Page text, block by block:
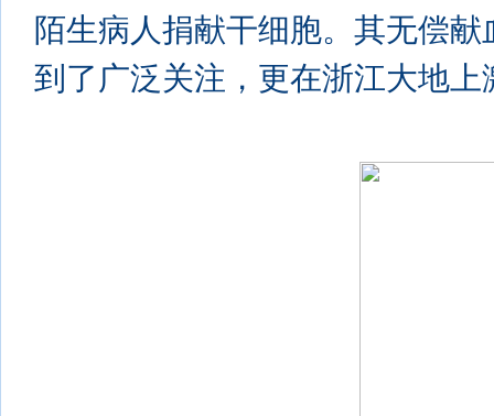
陌生病人捐献干细胞。其无偿
到了广泛关注，更在浙江大地